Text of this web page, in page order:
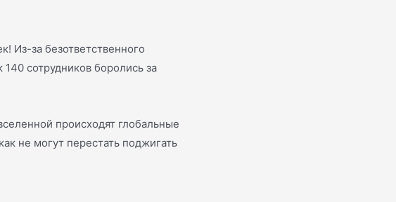
Из-за безответственного
сотрудников боролись за
происходят глобальные
не могут перестать поджигать